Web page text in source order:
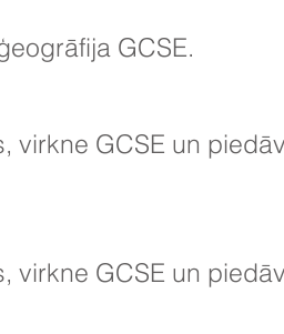
GCSE.
virkne GCSE un
virkne GCSE un